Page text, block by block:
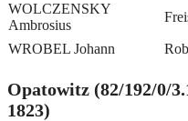
WOLCZENSKY
Ambrosius
WROBEL Johann
Opatowitz (82/192/0/
1823)